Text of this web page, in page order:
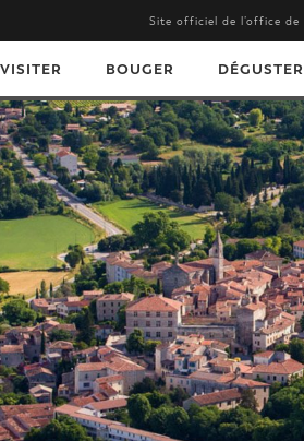
Site officiel de l’office de
VISITER BOUGER DÉGUSTER
NOS BEAUX
de Barjac, village de caractère,
ANDRE - Gard Tourisme) ...
En savoir +